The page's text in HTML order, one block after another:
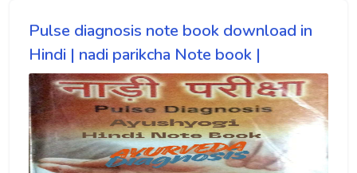
Pulse diagnosis note book download in
Hindi | nadi parikcha Note book |